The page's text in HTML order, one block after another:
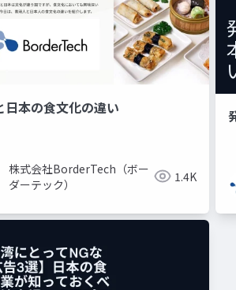
日本の食文化の違い
株式会社BorderTech（ボー
ダーテック）
1.4K